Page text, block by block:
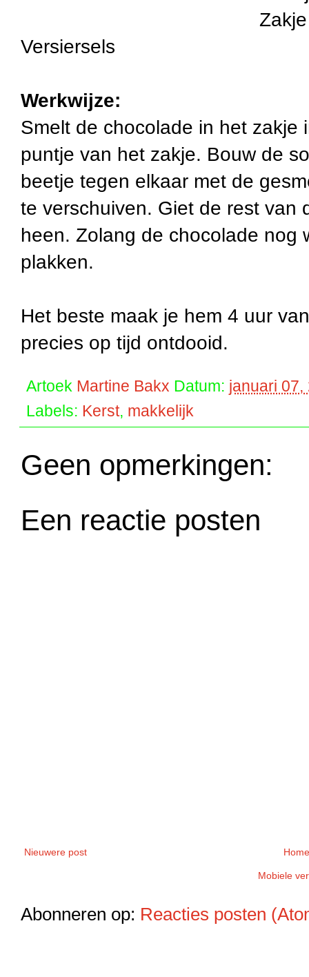
Versiersels
Werkwijze:
Smelt de chocolade in het zakje
puntje van het zakje. Bouw de
beetje tegen elkaar met de
te verschuiven. Giet de rest van
heen. Zolang de chocolade nog
plakken.
Het beste maak je hem 4 uur
precies op tijd ontdooid.
Artoek Martine Bakx Datum: januari 07,
Labels: Kerst, makkelijk
Geen opmerkingen:
Een reactie posten
Nieuwere post
Mobiele
Abonneren op: Reacties posten